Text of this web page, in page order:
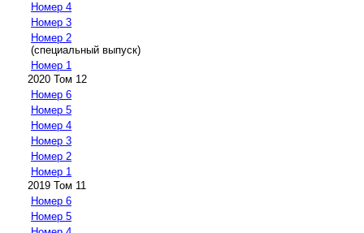
Номер 4
Номер 3
Номер 2
(специальный выпуск)
Номер 1
2020 Том 12
Номер 6
Номер 5
Номер 4
Номер 3
Номер 2
Номер 1
2019 Том 11
Номер 6
Номер 5